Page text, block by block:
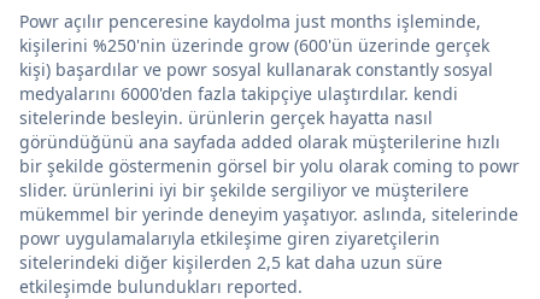
Powr açılır penceresine kaydolma just months işleminde,
kişilerini %250'nin üzerinde grow (600'ün üzerinde gerçek
kişi) başardılar ve powr sosyal kullanarak constantly sosyal
medyalarını 6000'den fazla takipçiye ulaştırdılar. kendi
sitelerinde besleyin. ürünlerin gerçek hayatta nasıl
göründüğünü ana sayfada added olarak müşterilerine hızlı
bir şekilde göstermenin görsel bir yolu olarak coming to powr
slider. ürünlerini iyi bir şekilde sergiliyor ve müşterilere
mükemmel bir yerinde deneyim yaşatıyor. aslında, sitelerinde
powr uygulamalarıyla etkileşime giren ziyaretçilerin
sitelerindeki diğer kişilerden 2,5 kat daha uzun süre
etkileşimde bulundukları reported.